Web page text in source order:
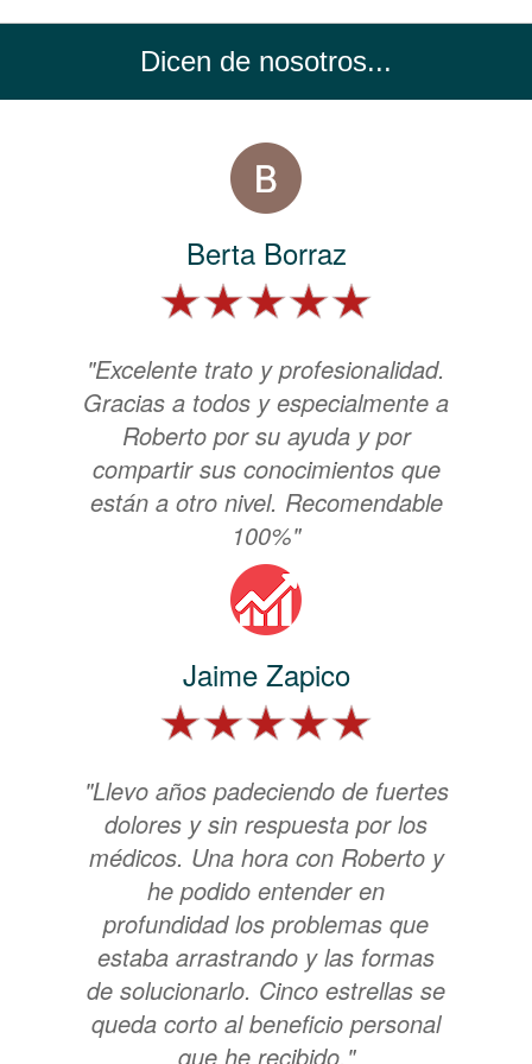
Dicen de nosotros...
Berta Borraz
"Excelente trato y profesionalidad.
Gracias a todos y especialmente a
Roberto por su ayuda y por
compartir sus conocimientos que
están a otro nivel. Recomendable
100%"
Jaime Zapico
"Llevo años padeciendo de fuertes
dolores y sin respuesta por los
médicos. Una hora con Roberto y
he podido entender en
profundidad los problemas que
estaba arrastrando y las formas
de solucionarlo. Cinco estrellas se
queda corto al beneficio personal
que he recibido."